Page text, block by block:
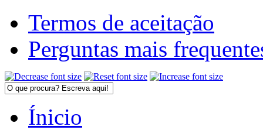
Termos de aceitação
Perguntas mais
Ínicio